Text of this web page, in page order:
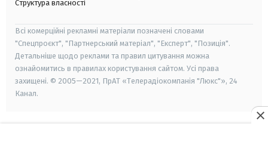
Структура власності
Всі комерційні рекламні матеріали позначені словами
"Спецпроєкт", "Партнерський матеріал", "Експерт", "Позиція".
Детальніше щодо реклами та правил цитування можна
ознайомитись в правилах користування сайтом. Усі права
захищені. © 2005—2021, ПрАТ «Телерадіокомпанія "Люкс"», 24
Канал.